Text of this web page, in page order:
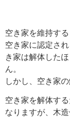
空き家を維持す
空き家に認定さ
き家は解体した
ん。
しかし、空き家
空き家を解体す
なりますが、木